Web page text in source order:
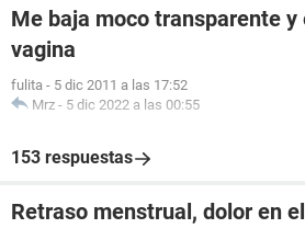
Me baja moco transparente y
vagina
fulita - 5 dic 2011 a las 17:52
Mrz - 5 dic 2022 a las 00:55
153 respuestas
Retraso menstrual, dolor en